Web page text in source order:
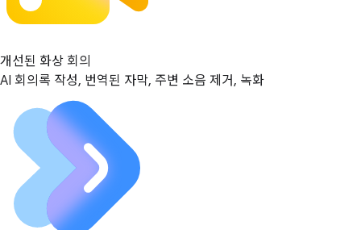
개선된 화상 회의
AI 회의록 작성, 번역된 자막, 주변 소음 제거, 녹화